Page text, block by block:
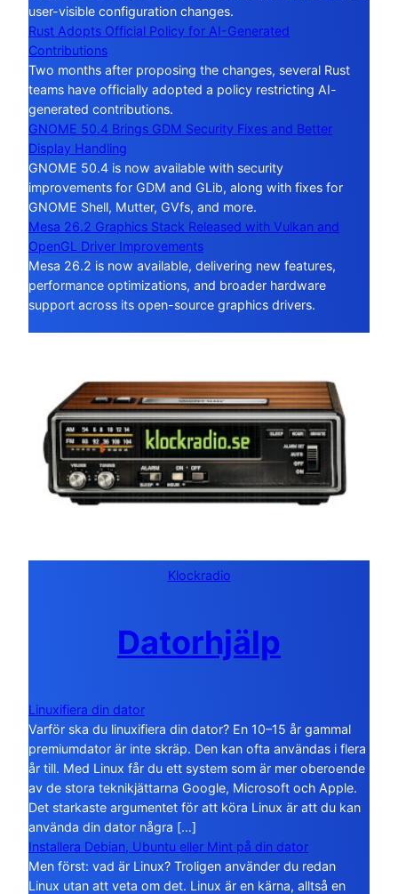
user-visible configuration changes.
Rust Adopts Official Policy for AI-Generated
Contributions
Two months after proposing the changes, several Rust
teams have officially adopted a policy restricting AI-
generated contributions.
GNOME 50.4 Brings GDM Security Fixes and Better
Display Handling
GNOME 50.4 is now available with security
improvements for GDM and GLib, along with fixes for
GNOME Shell, Mutter, GVfs, and more.
Mesa 26.2 Graphics Stack Released with Vulkan and
OpenGL Driver Improvements
Mesa 26.2 is now available, delivering new features,
performance optimizations, and broader hardware
support across its open-source graphics drivers.
Klockradio
Datorhjälp
Linuxifiera din dator
Varför ska du linuxifiera din dator? En 10–15 år gammal
premiumdator är inte skräp. Den kan ofta användas i flera
år till. Med Linux får du ett system som är mer oberoende
av de stora teknikjättarna Google, Microsoft och Apple.
Det starkaste argumentet för att köra Linux är att du kan
använda din dator några […]
Installera Debian, Ubuntu eller Mint på din dator
Men först: vad är Linux? Troligen använder du redan
Linux utan att veta om det. Linux är en kärna, alltså en